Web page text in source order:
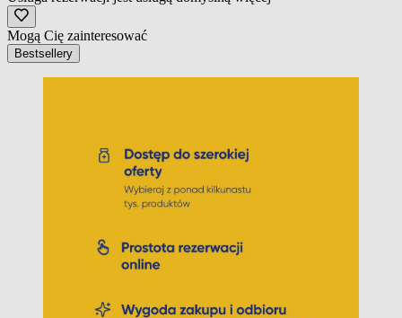
Mogą Cię zainteresować
Bestsellery